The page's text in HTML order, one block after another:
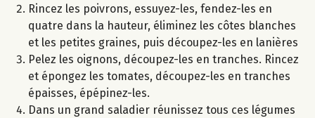
Rincez les poivrons, essuyez-les, fendez-les en
quatre dans la hauteur, éliminez les côtes blanches
et les petites graines, puis découpez-les en lanières
Pelez les oignons, découpez-les en tranches. Rincez
et épongez les tomates, découpez-les en tranches
épaisses, épépinez-les.
Dans un grand saladier réunissez tous ces légumes